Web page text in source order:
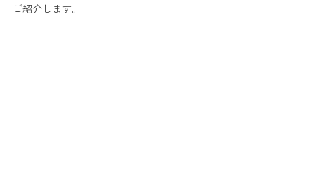
ご紹介します。